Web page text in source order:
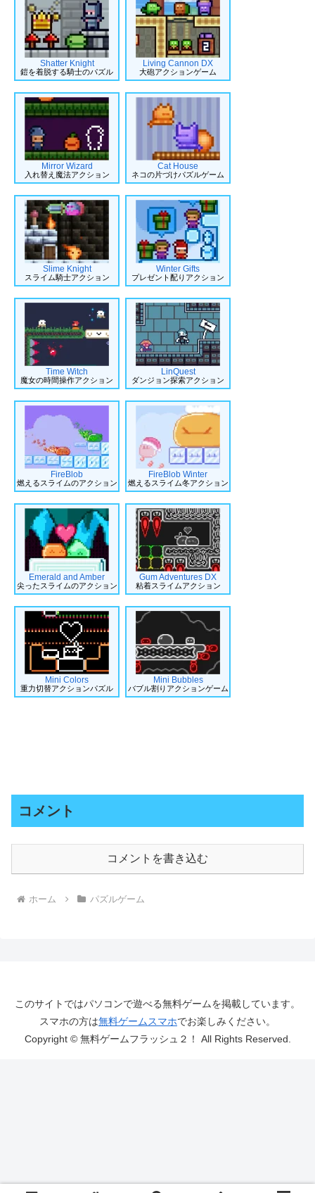
Shatter Knight
鎧を着脱する騎士のパズル
Living Cannon DX
大砲アクションゲーム
Mirror Wizard
入れ替え魔法アクション
Cat House
ネコの片づけパズルゲーム
Slime Knight
スライム騎士アクション
Winter Gifts
プレゼント配りアクション
Time Witch
魔女の時間操作アクション
LinQuest
ダンジョン探索アクション
FireBlob
燃えるスライムのアクション
FireBlob Winter
燃えるスライム冬アクション
Emerald and Amber
尖ったスライムのアクション
Gum Adventures DX
粘着スライムアクション
Mini Colors
重力切替アクションパズル
Mini Bubbles
バブル割りアクションゲーム
コメント
コメントを書き込む
ホーム パズルゲーム
このサイトではパソコンで遊べる無料ゲームを掲載しています。
スマホの方は無料ゲームスマホでお楽しみください。
Copyright © 無料ゲームフラッシュ２！ All Rights Reserved.